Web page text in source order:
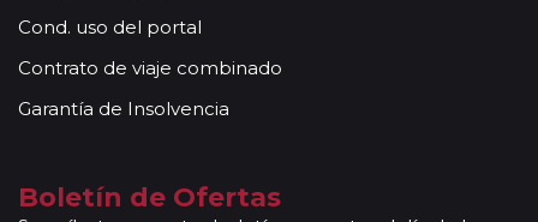
Cond. uso del portal
Contrato de viaje combinado
Garantía de Insolvencia
Boletín de Ofertas